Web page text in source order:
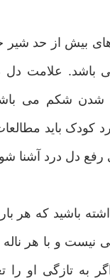
بیش از حد شیر
باشد. علامت
شکم می
کودک باید
رفع دل درد آشنا
باشید که هر
و با هر ناله
به تازگی او را